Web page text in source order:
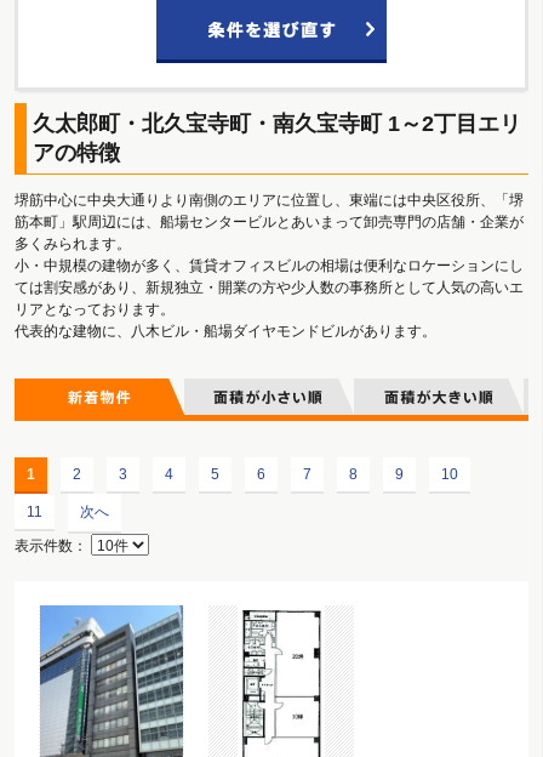
久太郎町・北久宝寺町・南久宝寺町 1～2丁目エリ
アの特徴
堺筋中心に中央大通りより南側のエリアに位置し、東端には中央区役所、「堺
筋本町」駅周辺には、船場センタービルとあいまって卸売専門の店舗・企業が
多くみられます。
小・中規模の建物が多く、賃貸オフィスビルの相場は便利なロケーションにし
ては割安感があり、新規独立・開業の方や少人数の事務所として人気の高いエ
リアとなっております。
代表的な建物に、八木ビル・船場ダイヤモンドビルがあります。
1 2 3 4 5 6 7 8 9 10
11
次へ
表示件数：